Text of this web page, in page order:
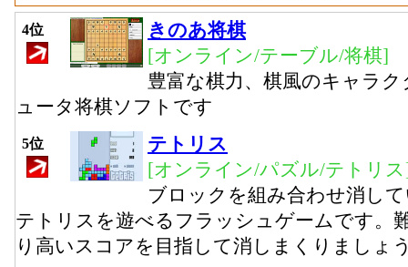
4位
きのあ将棋
[オンライン/テーブル/将棋]
豊富な棋力、棋風のキャラ
ュータ将棋ソフトです
5位
テトリス
[オンライン/パズル/テトリ
ブロックを組み合わせ消し
テトリスを遊べるフラッシュゲームです。
り高いスコアを目指して消しまくりましょ